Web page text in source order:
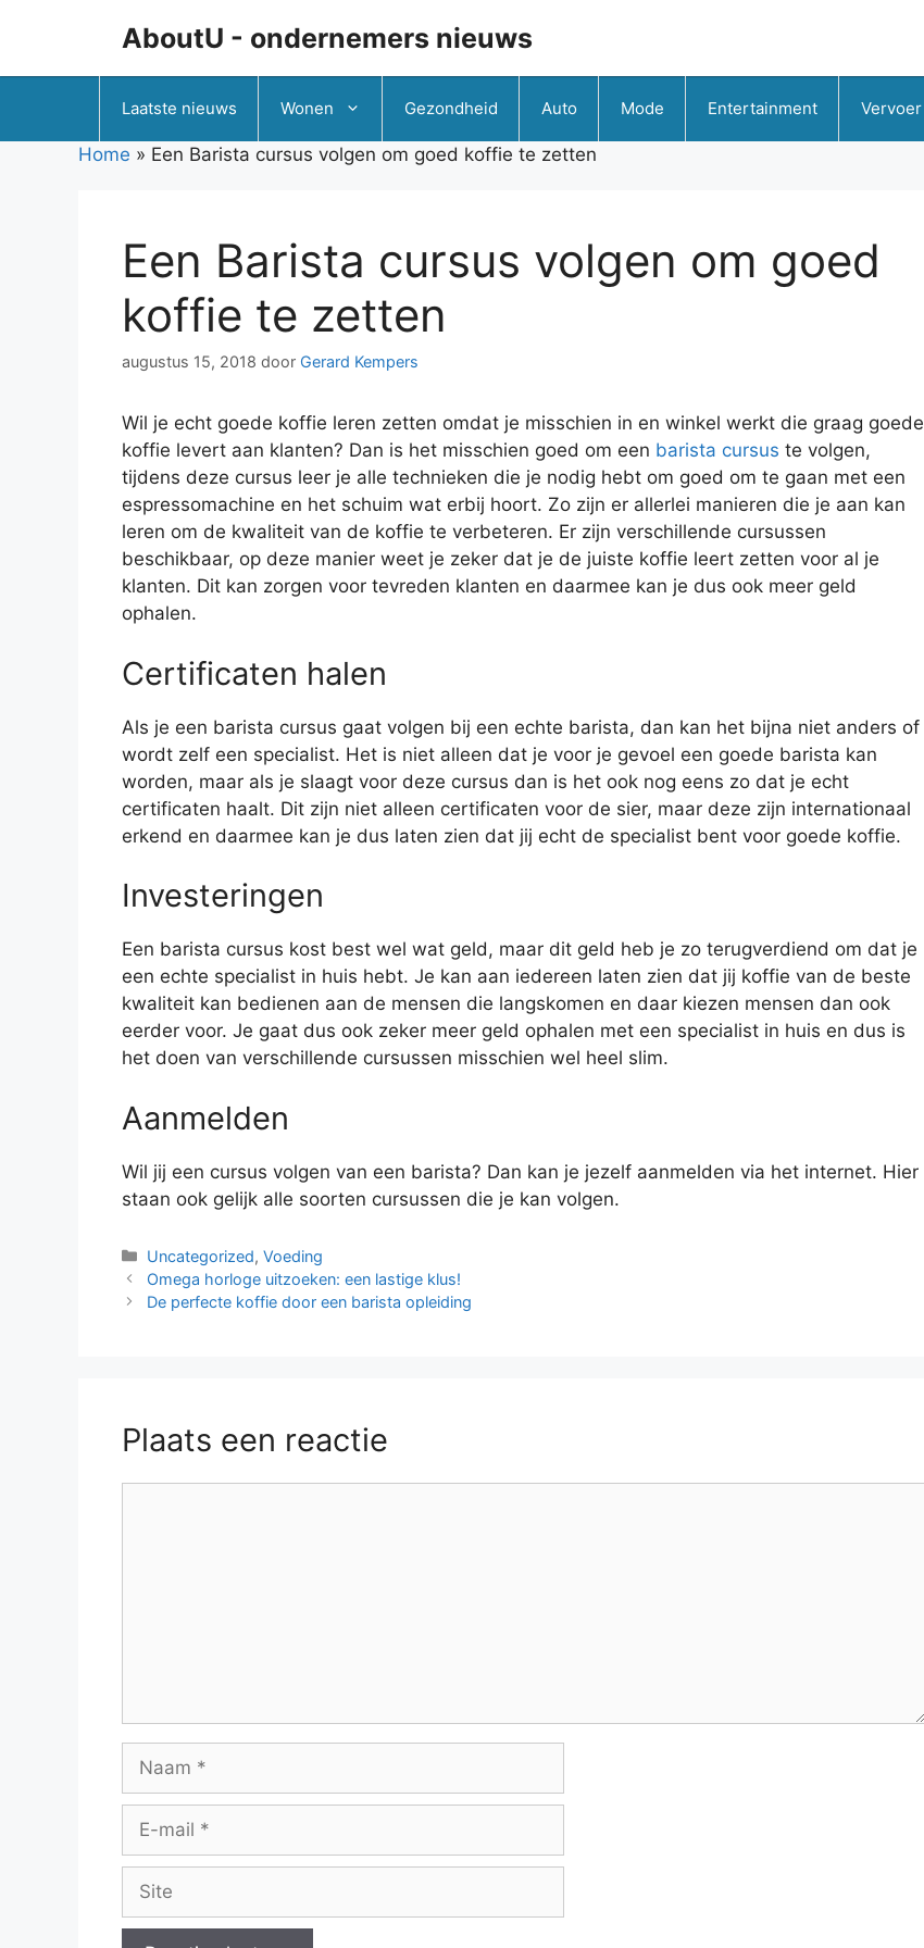
AboutU - ondernemers nieuws
Laatste nieuws Wonen Gezondheid Auto Mode Entertainment Vervoer
Home » Een Barista cursus volgen om goed koffie te zetten
Een Barista cursus volgen om goed
koffie te zetten
augustus 15, 2018 door Gerard Kempers
Wil je echt goede koffie leren zetten omdat je misschien in en winkel werkt die graag goede
koffie levert aan klanten? Dan is het misschien goed om een barista cursus te volgen,
tijdens deze cursus leer je alle technieken die je nodig hebt om goed om te gaan met een
espressomachine en het schuim wat erbij hoort. Zo zijn er allerlei manieren die je aan kan
leren om de kwaliteit van de koffie te verbeteren. Er zijn verschillende cursussen
beschikbaar, op deze manier weet je zeker dat je de juiste koffie leert zetten voor al je
klanten. Dit kan zorgen voor tevreden klanten en daarmee kan je dus ook meer geld
ophalen.
Certificaten halen
Als je een barista cursus gaat volgen bij een echte barista, dan kan het bijna niet anders of
wordt zelf een specialist. Het is niet alleen dat je voor je gevoel een goede barista kan
worden, maar als je slaagt voor deze cursus dan is het ook nog eens zo dat je echt
certificaten haalt. Dit zijn niet alleen certificaten voor de sier, maar deze zijn internationaal
erkend en daarmee kan je dus laten zien dat jij echt de specialist bent voor goede koffie.
Investeringen
Een barista cursus kost best wel wat geld, maar dit geld heb je zo terugverdiend om dat je
een echte specialist in huis hebt. Je kan aan iedereen laten zien dat jij koffie van de beste
kwaliteit kan bedienen aan de mensen die langskomen en daar kiezen mensen dan ook
eerder voor. Je gaat dus ook zeker meer geld ophalen met een specialist in huis en dus is
het doen van verschillende cursussen misschien wel heel slim.
Aanmelden
Wil jij een cursus volgen van een barista? Dan kan je jezelf aanmelden via het internet. Hier
staan ook gelijk alle soorten cursussen die je kan volgen.
Categorieën
Uncategorized,Voeding
Omega horloge uitzoeken: een lastige klus!
De perfecte koffie door een barista opleiding
Plaats een reactie
mail